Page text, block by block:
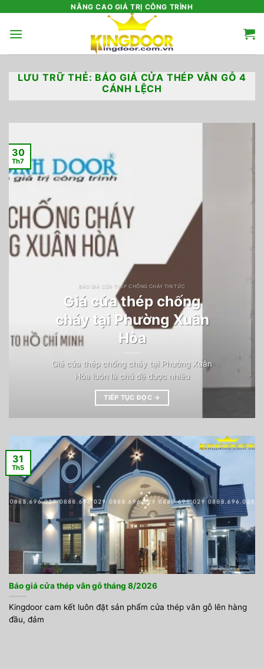
nội
NÂNG CAO GIÁ TRỊ CÔNG TRÌNH
LƯU TRỮ THẺ: BÁO GIÁ CỬA THÉP VÂN GỖ 4
CÁNH LỆCH
BÁO GIÁ CỬA THÉP CHỐNG CHÁY TIN TỨC
Giá cửa thép chống
cháy tại Phường Xuân
Hòa
Giá cửa thép chống cháy tại Phường Xuân
Hòa luôn là chủ đề được nhiều
TIẾP TỤC ĐỌC →
30
Th7
Báo giá cửa thép vân gỗ tháng 8/2026
Kingdoor cam kết luôn đặt sản phẩm cửa thép vân gỗ lên hàng
đầu, đảm
31
Th5